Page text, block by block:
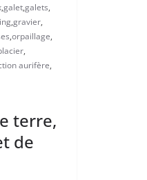
,galet,galets,
,gravier,
,orpaillage,
,
aurifère,
terre,
de